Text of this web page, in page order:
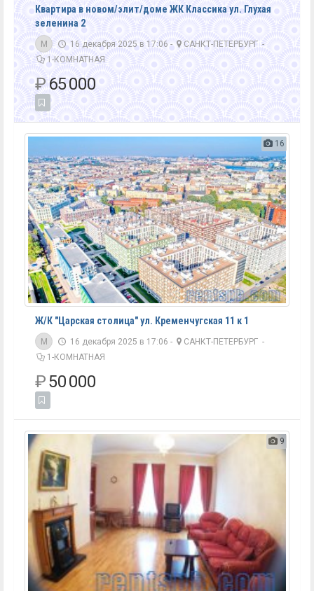
Квартира в новом/элит/доме ЖК Классика ул. Глухая
зеленина 2
M 16 декабря 2025 в 17:06 - САНКТ-ПЕТЕРБУРГ -
1-КОМНАТНАЯ
₽65 000
16
Ж/К "Царская столица" ул. Кременчугская 11 к 1
M 16 декабря 2025 в 17:06 - САНКТ-ПЕТЕРБУРГ -
1-КОМНАТНАЯ
₽50 000
9